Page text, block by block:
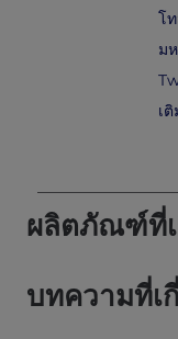
โ
ม
เ
ผลิตภัณฑ์ที่
บทความที่เ